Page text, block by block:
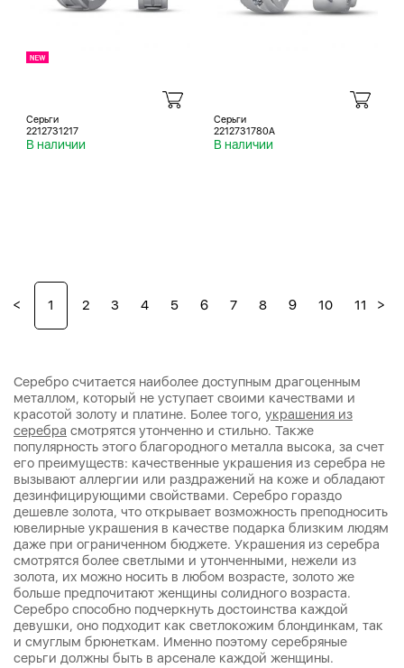
Серьги
2212731217
В наличии
Серьги
2212731780A
В наличии
< 1 2 3 4 5 6 7 8 9 10 11 >
Серебро считается наиболее доступным драгоценным
металлом, который не уступает своими качествами и
красотой золоту и платине. Более того, украшения из
серебра смотрятся утонченно и стильно. Также
популярность этого благородного металла высока, за счет
его преимуществ: качественные украшения из серебра не
вызывают аллергии или раздражений на коже и обладают
дезинфицирующими свойствами. Серебро гораздо
дешевле золота, что открывает возможность преподносить
ювелирные украшения в качестве подарка близким людям
даже при ограниченном бюджете. Украшения из серебра
смотрятся более светлыми и утонченными, нежели из
золота, их можно носить в любом возрасте, золото же
больше предпочитают женщины солидного возраста.
Серебро способно подчеркнуть достоинства каждой
девушки, оно подходит как светлокожим блондинкам, так
и смуглым брюнеткам. Именно поэтому серебряные
серьги должны быть в арсенале каждой женщины.